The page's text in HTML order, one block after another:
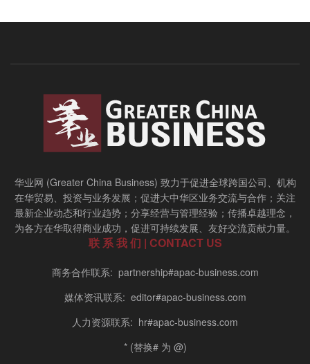
华业网 (Greater China Business) 致力于促进全球跨国公司、机构
在华贸易、投资与业务发展；促进大中华区业务交流与合作；关注
最新企业动态和行业趋势；分享经营与管理经验；传播卓越理念，
为各方在华取得商业成功，促进可持续发展、友好交流贡献力量。
联 系 我 们 | CONTACT US
商务合作联系: partnership#apac-business.com
媒体资讯联系: editor#apac-business.com
人力资源联系: hr#apac-business.com
* (替换# 为 @)